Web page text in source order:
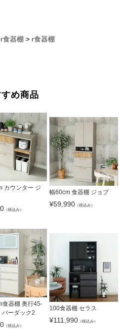
r食器棚 r食器棚
め商品
カウンター ジ
（税込み）
幅60cm 食器棚 ジョブ
¥59,990（税込み）
食器棚 奥行45-
バーダック2
（税込み）
100食器棚 セラス
¥111,990（税込み）